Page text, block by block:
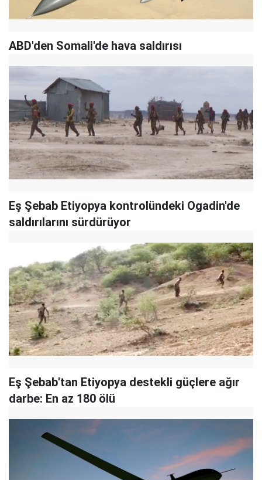
ABD'den Somali'de hava saldırısı
Eş Şebab Etiyopya kontrolündeki Ogadin'de
saldırılarını sürdürüyor
Eş Şebab'tan Etiyopya destekli güçlere ağır
darbe: En az 180 ölü